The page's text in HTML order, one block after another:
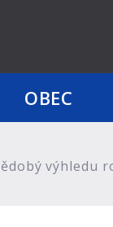
OBEC
výhledu